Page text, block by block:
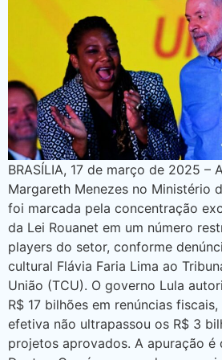
BRASÍLIA, 17 de março de 2025 –
Margareth Menezes no Ministério
foi marcada pela concentração
da Lei Rouanet em um número
players do setor, conforme
cultural Flávia Faria Lima ao
União (TCU). O governo Lula
R$ 17 bilhões em renúncias
efetiva não ultrapassou os R$ 3
projetos aprovados. A apuração é